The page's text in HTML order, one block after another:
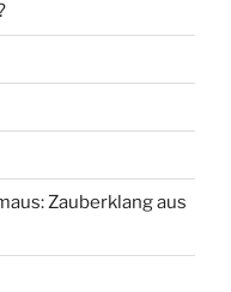
Zauberklang aus